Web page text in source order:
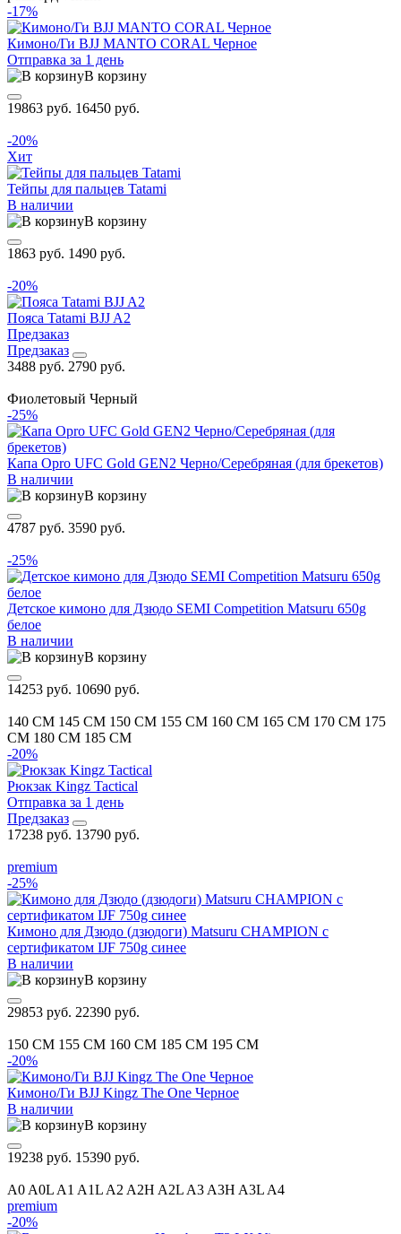
-17%
Кимоно/Ги BJJ MANTO CORAL Черное
Отправка за 1 день
В корзину
19863 руб. 16450 руб.
-20%
Хит
Тейпы для пальцев Tatami
В наличии
В корзину
1863 руб. 1490 руб.
-20%
Пояса Tatami BJJ A2
Предзаказ
Предзаказ
3488 руб. 2790 руб.
Фиолетовый Черный
-25%
Капа Opro UFC Gold GEN2 Черно/Серебряная (для брекетов)
В наличии
В корзину
4787 руб. 3590 руб.
-25%
Детское кимоно для Дзюдо SEMI Competition Matsuru 650g
белое
В наличии
В корзину
14253 руб. 10690 руб.
140 CM 145 CM 150 CM 155 CM 160 CM 165 CM 170 CM 175
CM 180 CM 185 CM
-20%
Рюкзак Kingz Tactical
Отправка за 1 день
Предзаказ
17238 руб. 13790 руб.
premium
-25%
Кимоно для Дзюдо (дзюдоги) Matsuru CHAMPION с
сертификатом IJF 750g синее
В наличии
В корзину
29853 руб. 22390 руб.
150 CM 155 CM 160 CM 185 CM 195 CM
-20%
Кимоно/Ги BJJ Kingz The One Черное
В наличии
В корзину
19238 руб. 15390 руб.
A0 A0L A1 A1L A2 A2H A2L A3 A3H A3L A4
premium
-20%